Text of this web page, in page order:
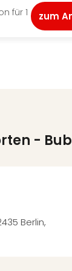
für 1
zum
-
Berlin,